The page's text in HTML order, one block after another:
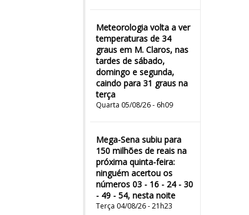
Meteorologia volta a ver
temperaturas de 34
graus em M. Claros, nas
tardes de sábado,
domingo e segunda,
caindo para 31 graus na
terça
Quarta 05/08/26 - 6h09
Mega-Sena subiu para
150 milhões de reais na
próxima quinta-feira:
ninguém acertou os
números 03 - 16 - 24 - 30
- 49 - 54, nesta noite
Terça 04/08/26 - 21h23